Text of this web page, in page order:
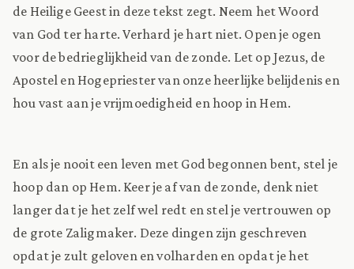
de Heilige Geest in deze tekst zegt. Neem het Woord
van God ter harte. Verhard je hart niet. Open je ogen
voor de bedrieglijkheid van de zonde. Let op Jezus, de
Apostel en Hogepriester van onze heerlijke belijdenis en
hou vast aan je vrijmoedigheid en hoop in Hem.
En als je nooit een leven met God begonnen bent, stel je
hoop dan op Hem. Keer je af van de zonde, denk niet
langer dat je het zelf wel redt en stel je vertrouwen op
de grote Zaligmaker. Deze dingen zijn geschreven
opdat je zult geloven en volharden en opdat je het